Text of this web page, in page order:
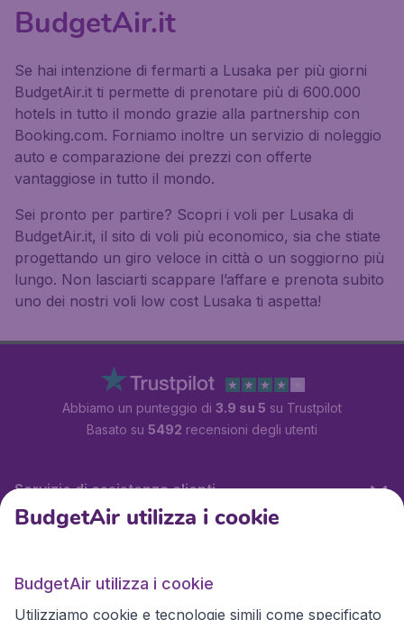
BudgetAir.it
Se hai intenzione di fermarti a Lusaka per più giorni
BudgetAir.it ti permette di prenotare più di 600.000
hotels in tutto il mondo grazie alla partnership con
Booking.com. Forniamo inoltre un servizio di noleggio
auto e comparazione dei prezzi con offerte
vantaggiose in tutto il mondo.
Sei pronto per partire? Scopri i voli per Lusaka di
BudgetAir.it, il sito di voli più economico, sia che stiate
progettando un giro veloce in città o un soggiorno più
lungo. Non lasciarti scappare l’affare e prenota subito
uno dei nostri voli low cost Lusaka ti aspetta!
Abbiamo un punteggio di 3.9 su 5 su Trustpilot
Basato su 5492 recensioni degli utenti
Servizio di assistenza clienti
BudgetAir utilizza i cookie
BudgetAir utilizza i cookie
Utilizziamo cookie e tecnologie simili come specificato